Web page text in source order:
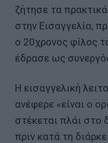
ζήτησε τα
στην Εισαγγελία,
ο 20χρονος φίλος
έδρασε ως
Η εισαγγελική
ανέφερε «είναι ο
στέκεται πλάι στο
πριν κατά τη